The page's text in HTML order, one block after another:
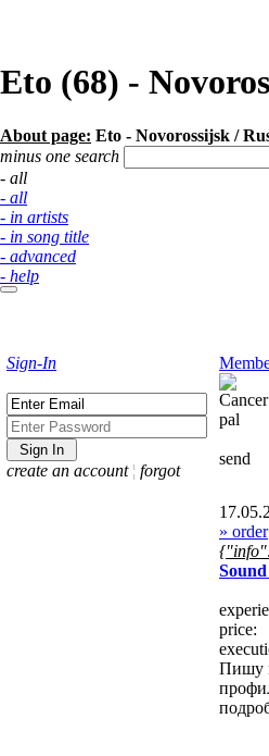
Eto (68) -
About page: Eto - Novorossijsk /
minus one search
- all
- all
- in artists
- in song title
- advanced
- help
Sign-In
create an account ¦ forgot
pal
send
» order
price:
Пишу